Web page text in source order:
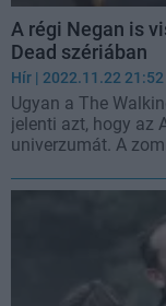
A régi Negan is
Dead szériában
Hír | 2022.11.22 21:52
Ugyan a The
jelenti azt, hogy az
univerzumát. A